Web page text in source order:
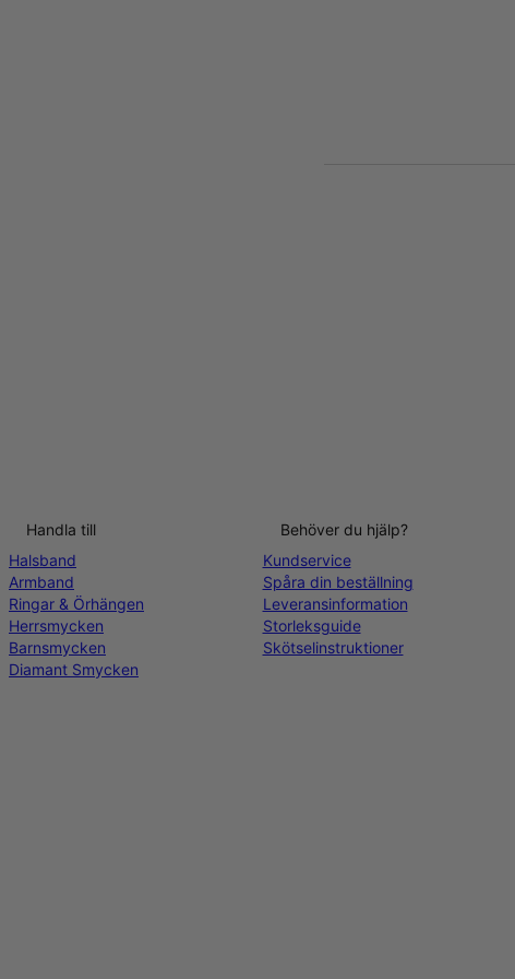
Handla till
Halsband
Armband
Ringar & Örhängen
Herrsmycken
Barnsmycken
Diamant Smycken
Behöver du hjälp?
Kundservice
Spåra din beställning
Leveransinformation
Storleksguide
Skötselinstruktioner